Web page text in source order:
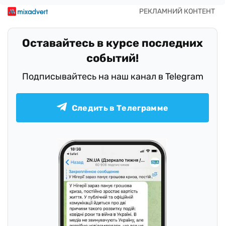
Оставайтесь в курсе последних
событий!
Подписывайтесь на наш канал в Telegram
Следить в Телеграмме